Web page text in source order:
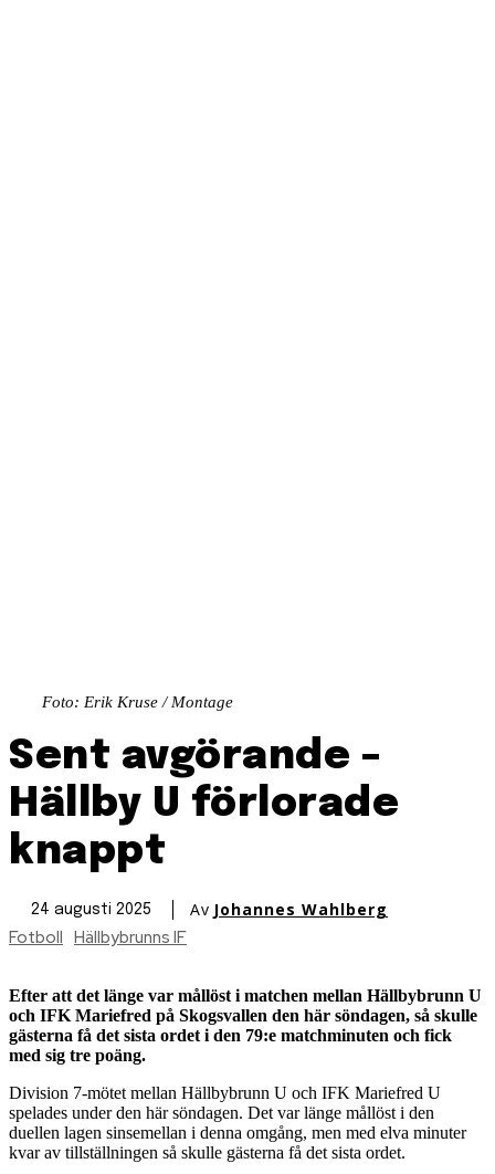
Foto: Erik Kruse / Montage
Sent avgörande –
Hällby U förlorade
knappt
24 augusti 2025 Av Johannes Wahlberg
Fotboll Hällbybrunns IF
Efter att det länge var mållöst i matchen mellan Hällbybrunn U
och IFK Mariefred på Skogsvallen den här söndagen, så skulle
gästerna få det sista ordet i den 79:e matchminuten och fick
med sig tre poäng.
Division 7-mötet mellan Hällbybrunn U och IFK Mariefred U
spelades under den här söndagen. Det var länge mållöst i den
duellen lagen sinsemellan i denna omgång, men med elva minuter
kvar av tillställningen så skulle gästerna få det sista ordet.